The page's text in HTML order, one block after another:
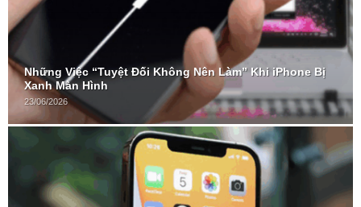
Những Việc “Tuyệt Đối Không Nên Làm” Khi iPhone Bị
Xanh Màn Hình
23/06/2026